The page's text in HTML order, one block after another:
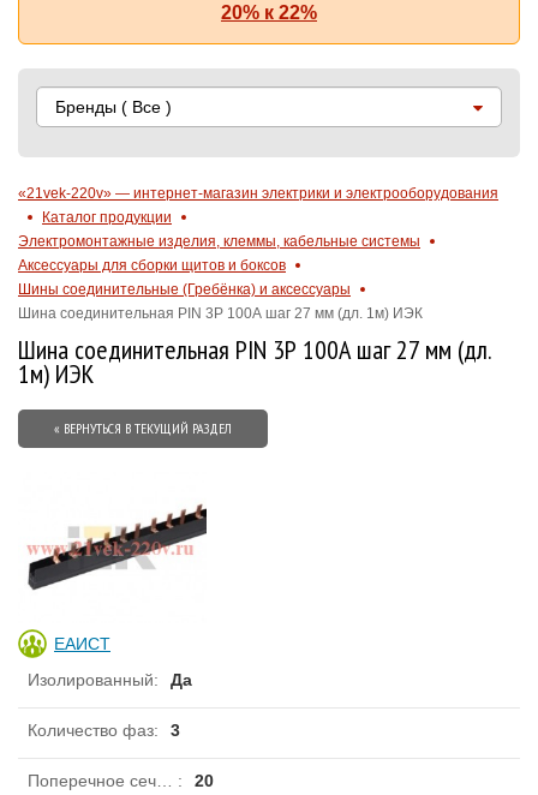
20% к 22%
Бренды ( Все )
«21vek-220v» — интернет-магазин электрики и электрооборудования
Каталог продукции
Электромонтажные изделия, клеммы, кабельные системы
Аксессуары для сборки щитов и боксов
Шины соединительные (Гребёнка) и аксессуары
Шина соединительная PIN 3Р 100А шаг 27 мм (дл. 1м) ИЭК
Шина соединительная PIN 3Р 100А шаг 27 мм (дл.
1м) ИЭК
« ВЕРНУТЬСЯ В ТЕКУЩИЙ РАЗДЕЛ
ЕАИСТ
Изолированный: Да
Количество фаз: 3
Поперечное сечение : 20